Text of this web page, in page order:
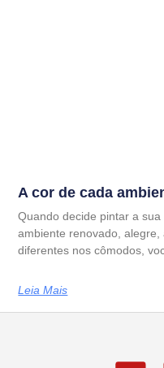
A cor de cada
Quando decide pintar a
ambiente renovado,
diferentes nos cômodos,
Leia Mais